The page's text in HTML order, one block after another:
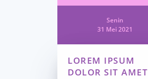
Senin
31 Mei 2021
LOREM IPSUM
DOLOR SIT AMET